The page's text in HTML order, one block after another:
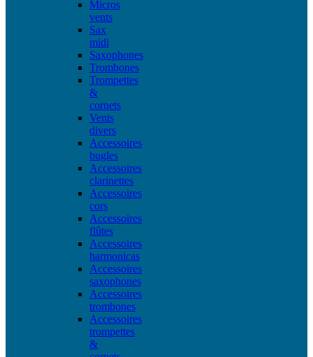
Micros
vents
Sax
midi
Saxophones
Trombones
Trompettes
&
cornets
Vents
divers
Accessoires
bugles
Accessoires
clarinettes
Accessoires
cors
Accessoires
flûtes
Accessoires
harmonicas
Accessoires
saxophones
Accessoires
trombones
Accessoires
trompettes
&